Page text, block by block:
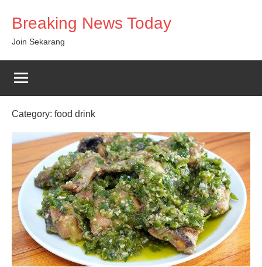
content
Breaking News Today
Join Sekarang
Category: food drink